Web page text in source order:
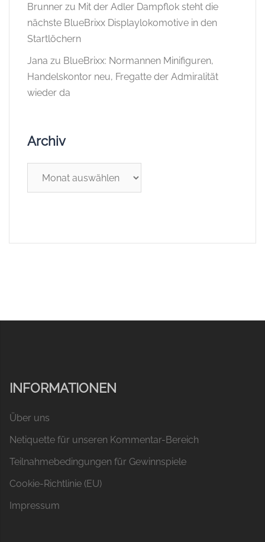
Brunner zu Mit der Adler Dampflok steht die
nächste BlueBrixx Displaylokomotive in den
Startlöchern
Jana zu BlueBrixx: Normannen Minifiguren,
Handelskontor neu, Fregatte der Admiralität
wieder da
Archiv
INFORMATIONEN
Über uns
Netiquette für unseren Kommentar-Bereich
Teilnahmebedingungen für Gewinnspiele
Cookie-Richtlinie (EU)
Impressum